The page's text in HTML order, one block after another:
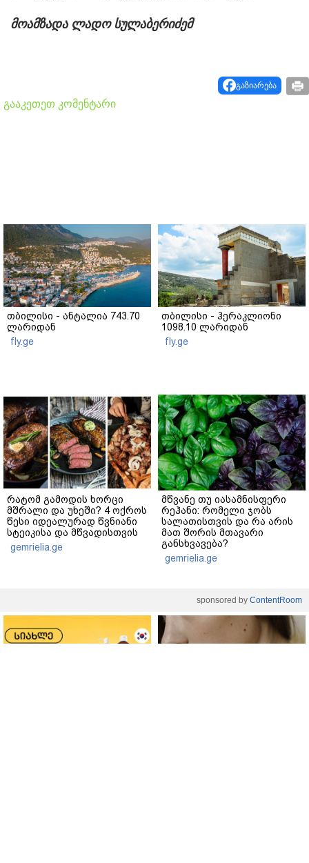
მოამზადა ლადო სულაბერიძემ
გაზიარება
გააკეთეთ კომენტარი
თბილისი - ანტალია 743.70
ლარიდან
fly.ge
თბილისი - ჰერაკლიონი
1098.10 ლარიდან
fly.ge
რატომ გამოდის ხორცი
მშრალი და უხეში? 4 ოქროს
წესი იდეალურად წვნიანი
სტეიკისა და მწვადისთვის
gemrielia.ge
მწვანე თუ იასამნისფერი
რეჰანი: რომელი ჯობს
სალათისთვის და რა არის
მათ შორის მთავარი
განსხვავება?
gemrielia.ge
sponsored by ContentRoom